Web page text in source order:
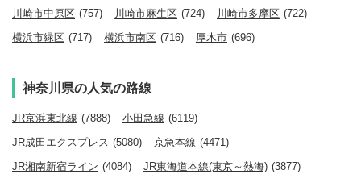
川崎市中原区 (757) 川崎市麻生区 (724) 川崎市多摩区 (722)
横浜市緑区 (717) 横浜市南区 (716) 厚木市 (696)
神奈川県の人気の路線
JR京浜東北線 (7888) 小田急線 (6119)
JR成田エクスプレス (5080) 京急本線 (4471)
JR湘南新宿ライン (4084) JR東海道本線(東京～熱海) (3877)